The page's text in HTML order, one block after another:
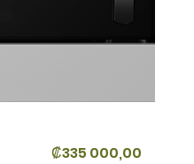
Precio
₡335 000,00